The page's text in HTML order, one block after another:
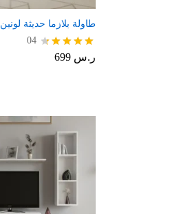
طاولة بلازما حديثة لونين 09
تم التقييم
04
ر.س